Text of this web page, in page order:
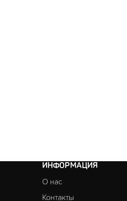
ИНФОРМАЦИЯ
О нас
Контакты